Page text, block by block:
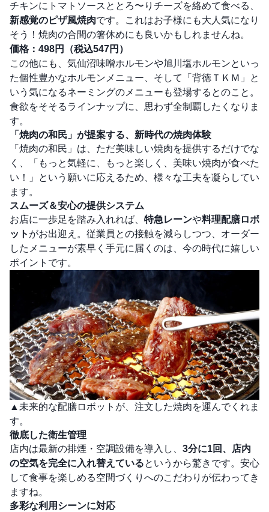
チキンにトマトソースととろ〜りチーズを絡めて食べる、
新感覚のピザ風焼肉です。これはお子様にも大人気になり
そう！焼肉の合間の箸休めにも良いかもしれませんね。
価格：498円（税込547円）
この他にも、気仙沼味噌ホルモンや旭川塩ホルモンといっ
た個性豊かなホルモンメニュー、そして「背徳ＴＫＭ」と
いう気になるネーミングのメニューも登場するとのこと。
食欲をそそるラインナップに、思わず全制覇したくなりま
す。
「焼肉の和民」が提案する、新時代の焼肉体験
「焼肉の和民」は、ただ美味しい焼肉を提供するだけでな
く、「もっと気軽に、もっと楽しく、美味い焼肉が食べた
い！」という願いに応えるため、様々な工夫を凝らしてい
ます。
スムーズ＆安心の提供システム
お店に一歩足を踏み入れれば、 特急レーンや料理配膳ロボ
ット がお出迎え。従業員との接触を減らしつつ、オーダー
したメニューが素早く手元に届くのは、今の時代に嬉しい
ポイントです。
▲未来的な配膳ロボットが、注文した焼肉を運んでくれま
す。
徹底した衛生管理
店内は最新の排煙・空調設備を導入し、 3分に1回、店内
の空気を完全に入れ替えているというから驚きです。安心
して食事を楽しめる空間づくりへのこだわりが伝わってき
ますね。
多彩な利用シーンに対応